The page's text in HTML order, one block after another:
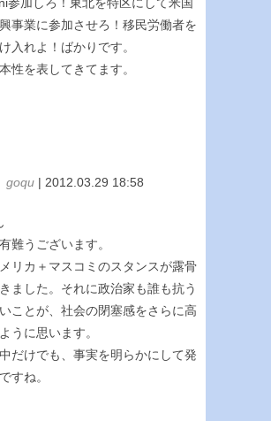
参加しろ！東北を特区にして米国
事業に参加させろ！移民労働者を
入れよ！ばかりです。
性を表してきてます。
goqu | 2012.03.29 18:58
難うございます。
リカ＋マスコミのスタンスが露骨
ました。それに政治家も誰も抗う
ことが、社会の閉塞感をさらに高
うに思います。
だけでも、事実を明らかにして発
すね。